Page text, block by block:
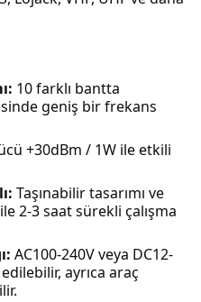
10 farklı bantta
geniş bir frekans
+30dBm / 1W ile etkili
Taşınabilir tasarımı ve
2-3 saat sürekli çalışma
AC100-240V veya DC12-
ayrıca araç